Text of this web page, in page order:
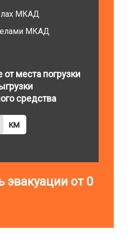
МКАД
МКАД
от места погрузки
средства
км
эвакуации от 0